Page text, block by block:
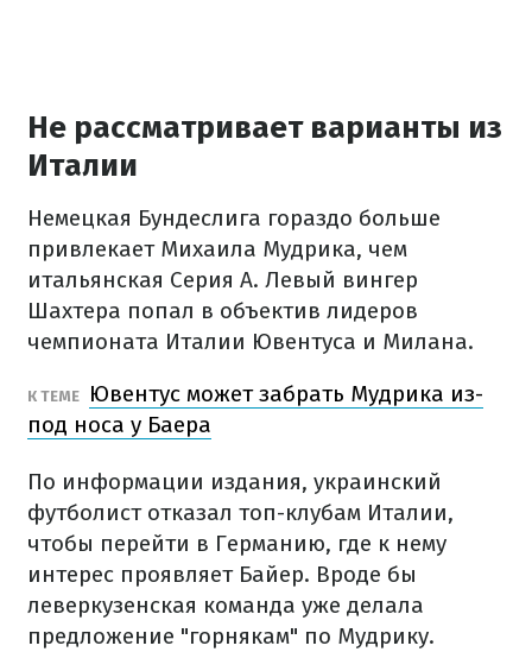
Не рассматривает варианты из
Италии
Немецкая Бундеслига гораздо больше
привлекает Михаила Мудрика, чем
итальянская Серия А. Левый вингер
Шахтера попал в объектив лидеров
чемпионата Италии Ювентуса и Милана.
К ТЕМЕ
Ювентус может забрать Мудрика из-
под носа у Баера
По информации издания, украинский
футболист отказал топ-клубам Италии,
чтобы перейти в Германию, где к нему
интерес проявляет Байер. Вроде бы
леверкузенская команда уже делала
предложение "горнякам" по Мудрику.